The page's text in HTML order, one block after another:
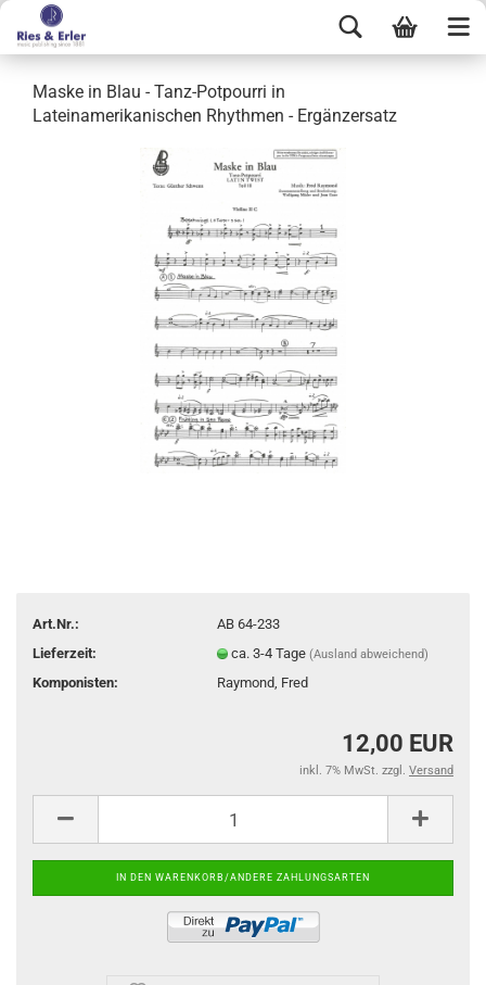
Maske in Blau - Tanz-Potpourri in
Lateinamerikanischen Rhythmen - Ergänzersatz
Art.Nr.:
AB 64-233
Lieferzeit:
ca. 3-4 Tage(Ausland abweichend)
Komponisten: Raymond, Fred
12,00 EUR
inkl. 7% MwSt. zzgl. Versand